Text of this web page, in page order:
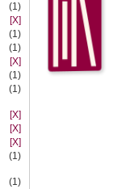
(1)
[X]
(1)
(1)
[X]
(1)
(1)
[X]
[X]
[X]
(1)
(1)